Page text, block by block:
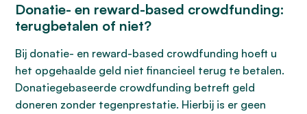
Donatie- en reward-based crowdfunding:
terugbetalen of niet?
Bij donatie- en reward-based crowdfunding hoeft u
het opgehaalde geld niet financieel terug te betalen.
Donatiegebaseerde crowdfunding betreft geld
doneren zonder tegenprestatie. Hierbij is er geen